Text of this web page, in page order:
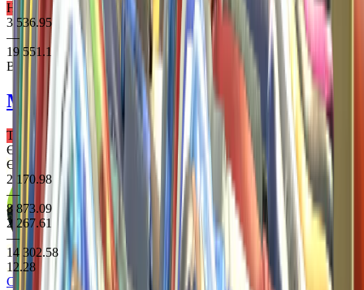
Надзвичайне Рукавички
3 536.95
—
19 551.1
Выпадает из 2 кейсів
M4A4Neo-Noir
Таємне Гвинтівка
Є StatTrak
Є Souvenir
2 170.98
—
8 873.09
2 267.61
—
14 302.58
12.28
Clutch Case